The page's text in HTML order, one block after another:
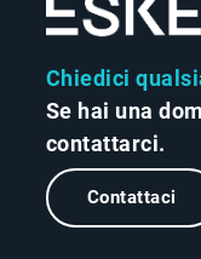
Chiedici
Se hai una
contattarci.
Contattaci